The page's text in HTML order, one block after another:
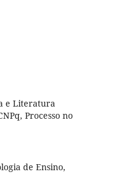
e Literatura
Processo no
de Ensino,